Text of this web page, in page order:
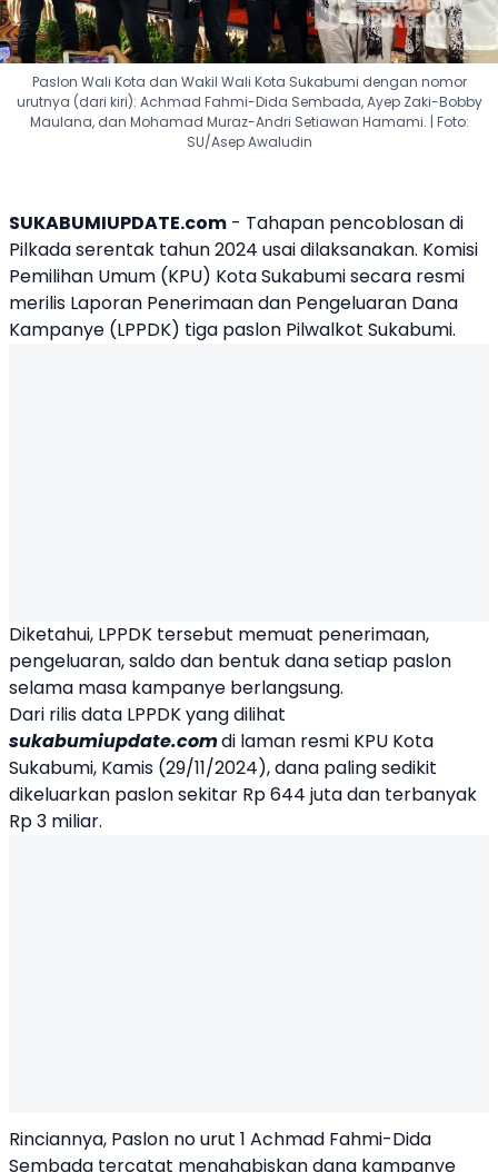
Paslon Wali Kota dan Wakil Wali Kota Sukabumi dengan nomor
urutnya (dari kiri): Achmad Fahmi-Dida Sembada, Ayep Zaki-Bobby
Maulana, dan Mohamad Muraz-Andri Setiawan Hamami. | Foto:
SU/Asep Awaludin
SUKABUMIUPDATE.com - Tahapan pencoblosan di
Pilkada serentak tahun 2024 usai dilaksanakan. Komisi
Pemilihan Umum (KPU) Kota Sukabumi secara resmi
merilis Laporan Penerimaan dan Pengeluaran Dana
Kampanye (LPPDK) tiga paslon Pilwalkot Sukabumi.
Diketahui, LPPDK tersebut memuat penerimaan,
pengeluaran, saldo dan bentuk dana setiap paslon
selama masa kampanye berlangsung.
Dari rilis data LPPDK yang dilihat
sukabumiupdate.comdi laman resmi KPU Kota
Sukabumi, Kamis (29/11/2024), dana paling sedikit
dikeluarkan paslon sekitar Rp 644 juta dan terbanyak
Rp 3 miliar.
Rinciannya, Paslon no urut 1 Achmad Fahmi-Dida
Sembada tercatat menghabiskan dana kampanye